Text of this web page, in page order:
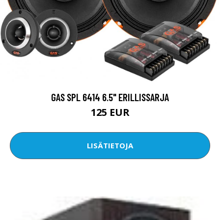
GAS SPL 6414 6.5" ERILLISSARJA
125 EUR
LISÄTIETOJA